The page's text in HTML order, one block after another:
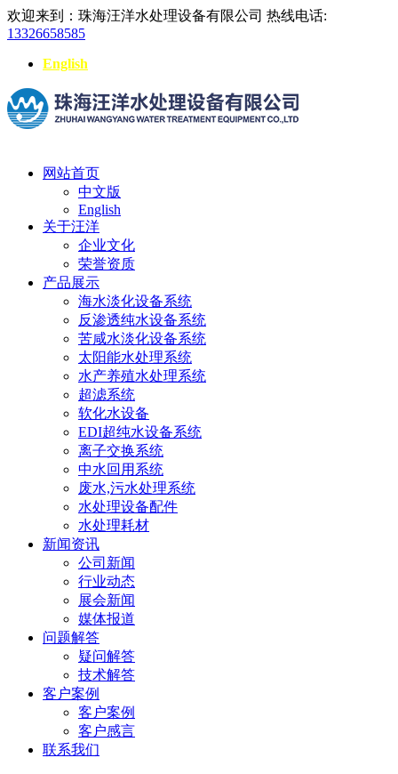
欢迎来到：珠海汪洋水处理设备有限公司 热线电话:
13326658585
English
网站首页
中文版
English
关于汪洋
企业文化
荣誉资质
产品展示
海水淡化设备系统
反渗透纯水设备系统
苦咸水淡化设备系统
太阳能水处理系统
水产养殖水处理系统
超滤系统
软化水设备
EDI超纯水设备系统
离子交换系统
中水回用系统
废水,污水处理系统
水处理设备配件
水处理耗材
新闻资讯
公司新闻
行业动态
展会新闻
媒体报道
问题解答
疑问解答
技术解答
客户案例
客户案例
客户感言
联系我们